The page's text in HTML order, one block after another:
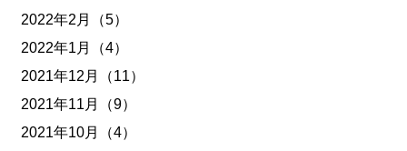
2022年2月（5）
2022年1月（4）
2021年12月（11）
2021年11月（9）
2021年10月（4）